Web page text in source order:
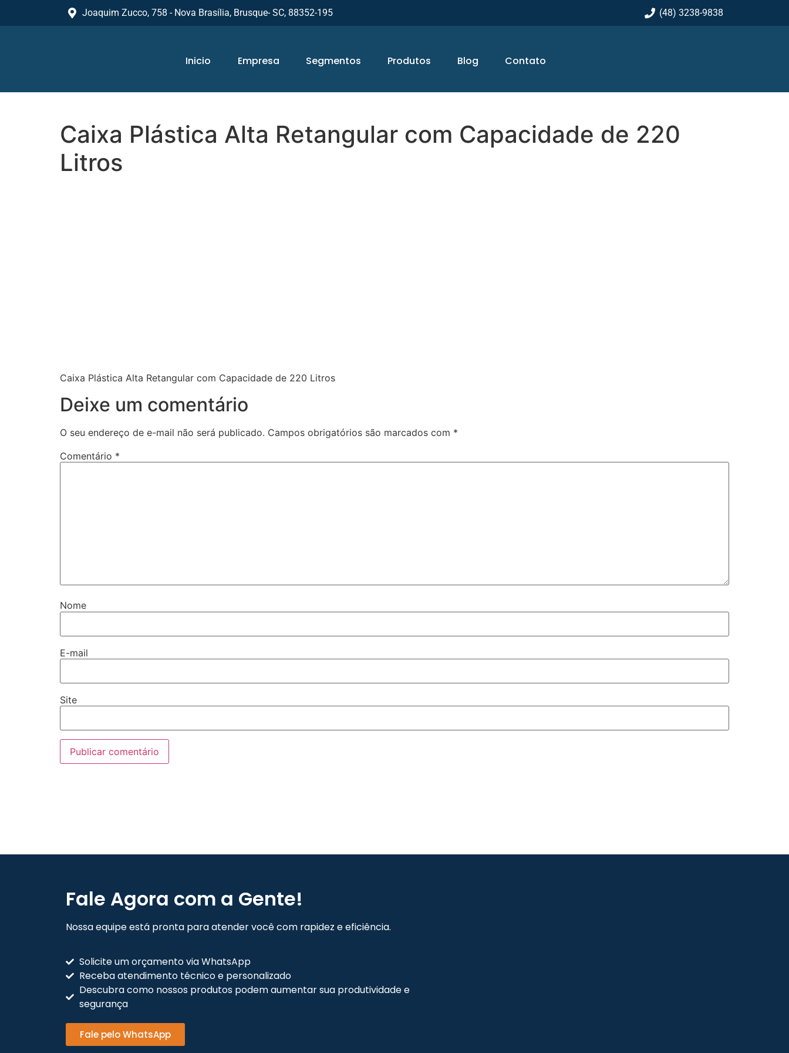
Joaquim Zucco, 758 - Nova Brasília, Brusque- SC, 88352-195 (48) 3238-9838
Inicio Empresa Segmentos Produtos Blog Contato
Caixa Plástica Alta Retangular com Capacidade de 220
Litros
Caixa Plástica Alta Retangular com Capacidade de 220 Litros
Deixe um comentário
O seu endereço de e-mail não será publicado. Campos obrigatórios são marcados com *
Comentário *
Nome
E-mail
Site
Fale Agora com a Gente!
Nossa equipe está pronta para atender você com rapidez e eficiência.
Solicite um orçamento via WhatsApp
Receba atendimento técnico e personalizado
Descubra como nossos produtos podem aumentar sua produtividade e
segurança
Fale pelo WhatsApp